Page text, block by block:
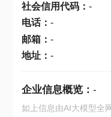
社会信用代码： -
电话： -
邮箱： -
地址： -
企业信息概览： -
如上信息由AI大模型全